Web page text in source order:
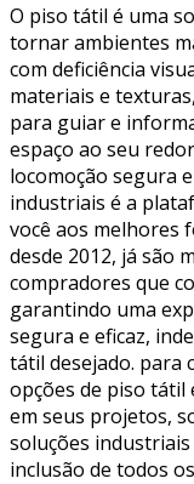
O piso tátil é uma
tornar ambientes
com deficiência
materiais e
para guiar e
espaço ao seu
locomoção segura
industriais é a
você aos melhores
desde 2012, já são
compradores que
garantindo uma
segura e eficaz,
tátil desejado. para
opções de piso tátil
em seus projetos,
soluções
inclusão de todos